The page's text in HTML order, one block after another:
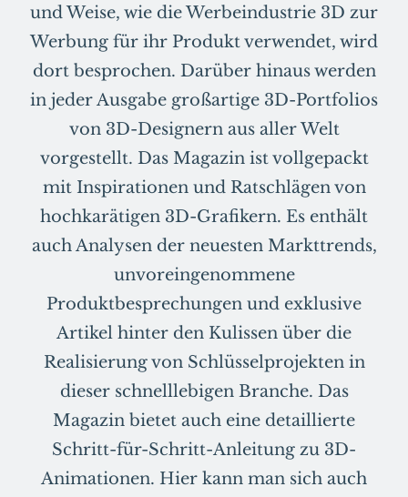
und Weise, wie die Werbeindustrie 3D zur
Werbung für ihr Produkt verwendet, wird
dort besprochen. Darüber hinaus werden
in jeder Ausgabe großartige 3D-Portfolios
von 3D-Designern aus aller Welt
vorgestellt. Das Magazin ist vollgepackt
mit Inspirationen und Ratschlägen von
hochkarätigen 3D-Grafikern. Es enthält
auch Analysen der neuesten Markttrends,
unvoreingenommene
Produktbesprechungen und exklusive
Artikel hinter den Kulissen über die
Realisierung von Schlüsselprojekten in
dieser schnelllebigen Branche. Das
Magazin bietet auch eine detaillierte
Schritt-für-Schritt-Anleitung zu 3D-
Animationen. Hier kann man sich auch